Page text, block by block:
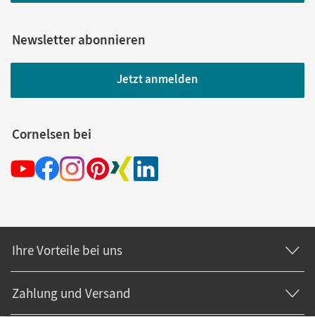
Newsletter abonnieren
Jetzt anmelden
Cornelsen bei
Ihre Vorteile bei uns
Zahlung und Versand